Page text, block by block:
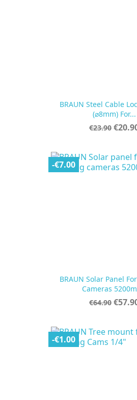
BRAUN Steel Cable
(⌀8mm) For...
Regular
€23.90 Price
BRAUN Solar Panel
Cameras
Regular
€64.90 Price
-€7.00
-€1.00